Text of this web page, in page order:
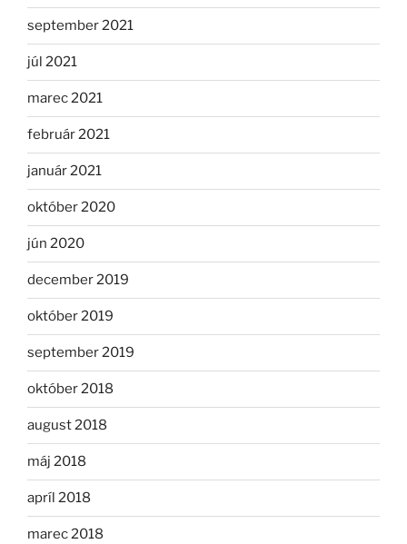
september 2021
júl 2021
marec 2021
február 2021
január 2021
október 2020
jún 2020
december 2019
október 2019
september 2019
október 2018
august 2018
máj 2018
apríl 2018
marec 2018